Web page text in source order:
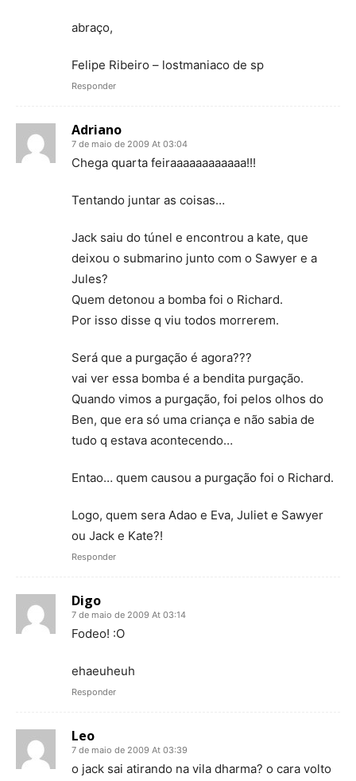
abraço,
Felipe Ribeiro – lostmaniaco de sp
Responder
Adriano
7 de maio de 2009 At 03:04
Chega quarta feiraaaaaaaaaaaa!!!
Tentando juntar as coisas…
Jack saiu do túnel e encontrou a kate, que
deixou o submarino junto com o Sawyer e a
Jules?
Quem detonou a bomba foi o Richard.
Por isso disse q viu todos morrerem.
Será que a purgação é agora???
vai ver essa bomba é a bendita purgação.
Quando vimos a purgação, foi pelos olhos do
Ben, que era só uma criança e não sabia de
tudo q estava acontecendo…
Entao… quem causou a purgação foi o Richard.
Logo, quem sera Adao e Eva, Juliet e Sawyer
ou Jack e Kate?!
Responder
Digo
7 de maio de 2009 At 03:14
Fodeo! :O
ehaeuheuh
Responder
Leo
7 de maio de 2009 At 03:39
o jack sai atirando na vila dharma? o cara volto